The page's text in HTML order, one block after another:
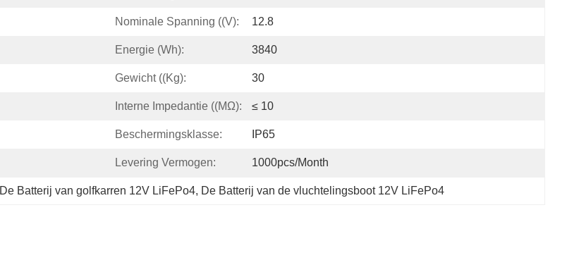
Nominale Spanning ((V): 12.8
Energie (Wh): 3840
Gewicht ((kg): 30
Interne Impedantie ((mΩ): ≤ 10
Beschermingsklasse: IP65
Levering Vermogen: 1000pcs/month
De Batterij van golfkarren 12V LiFePo4, De Batterij van de vluchtelingsboot 12V LiFePo4